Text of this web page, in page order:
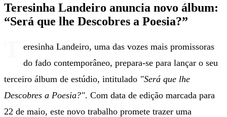
Teresinha Landeiro anuncia novo álbum:
“Será que lhe Descobres a Poesia?”
eresinha Landeiro, uma das vozes mais promissoras
do fado contemporâneo, prepara-se para lançar o seu
terceiro álbum de estúdio, intitulado "Será que lhe
Descobres a Poesia?". Com data de edição marcada para
22 de maio, este novo trabalho promete trazer uma